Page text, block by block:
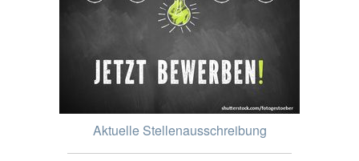
Aktuelle Stellenausschreibung